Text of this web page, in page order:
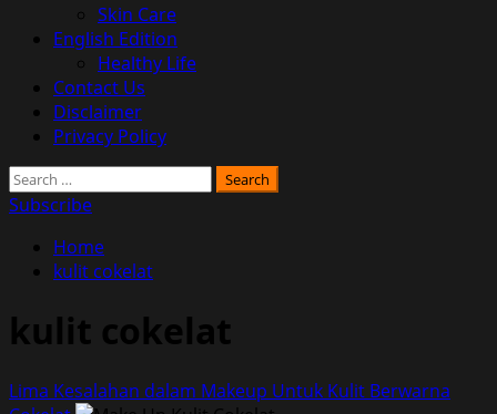
Skin Care
English Edition
Healthy Life
Contact Us
Disclaimer
Privacy Policy
Search
for:
Subscribe
Home
kulit cokelat
kulit cokelat
Lima Kesalahan dalam Makeup Untuk Kulit Berwarna